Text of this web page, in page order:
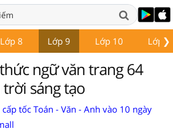
❯
Lớp 8 Lớp 9 Lớp 10 Lớp
ngữ văn trang 64
trời sáng tạo
cấp tốc Toán - Văn - Anh vào 10 ngày